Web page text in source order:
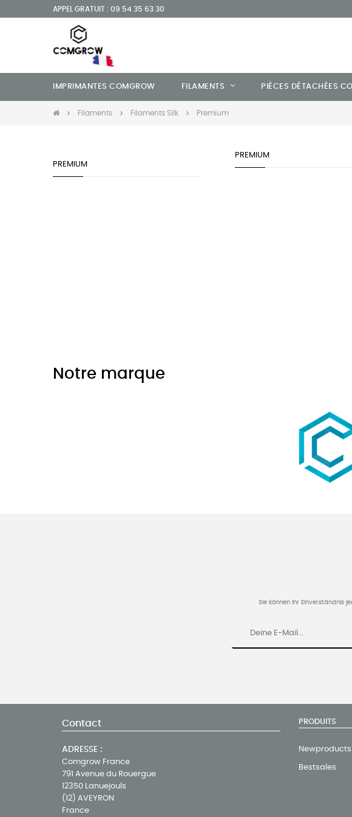
APPEL GRATUIT : 09 54 35 63 30
IMPRIMANTES COMGROW FILAMENTS PIÈCES DÉTACHÉES
Filaments Filaments Silk Premium
PREMIUM
PREMIUM
Notre marque
Sie können Ihr Einverständnis
Contact
ADRESSE :
Comgrow France
791 Avenue du Rouergue
12350 Lanuejouls
(12) AVEYRON
France
PRODUITS
Newproducts
Bestsales